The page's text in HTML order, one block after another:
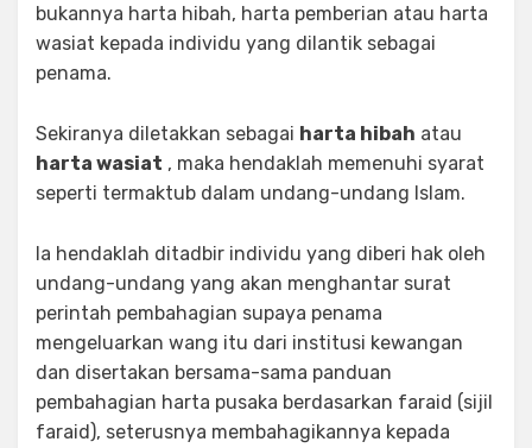
bukannya harta hibah, harta pemberian atau harta
wasiat kepada individu yang dilantik sebagai
penama.
Sekiranya diletakkan sebagai harta hibah atau
harta wasiat , maka hendaklah memenuhi syarat
seperti termaktub dalam undang-undang Islam.
Ia hendaklah ditadbir individu yang diberi hak oleh
undang-undang yang akan menghantar surat
perintah pembahagian supaya penama
mengeluarkan wang itu dari institusi kewangan
dan disertakan bersama-sama panduan
pembahagian harta pusaka berdasarkan faraid (sijil
faraid), seterusnya membahagikannya kepada